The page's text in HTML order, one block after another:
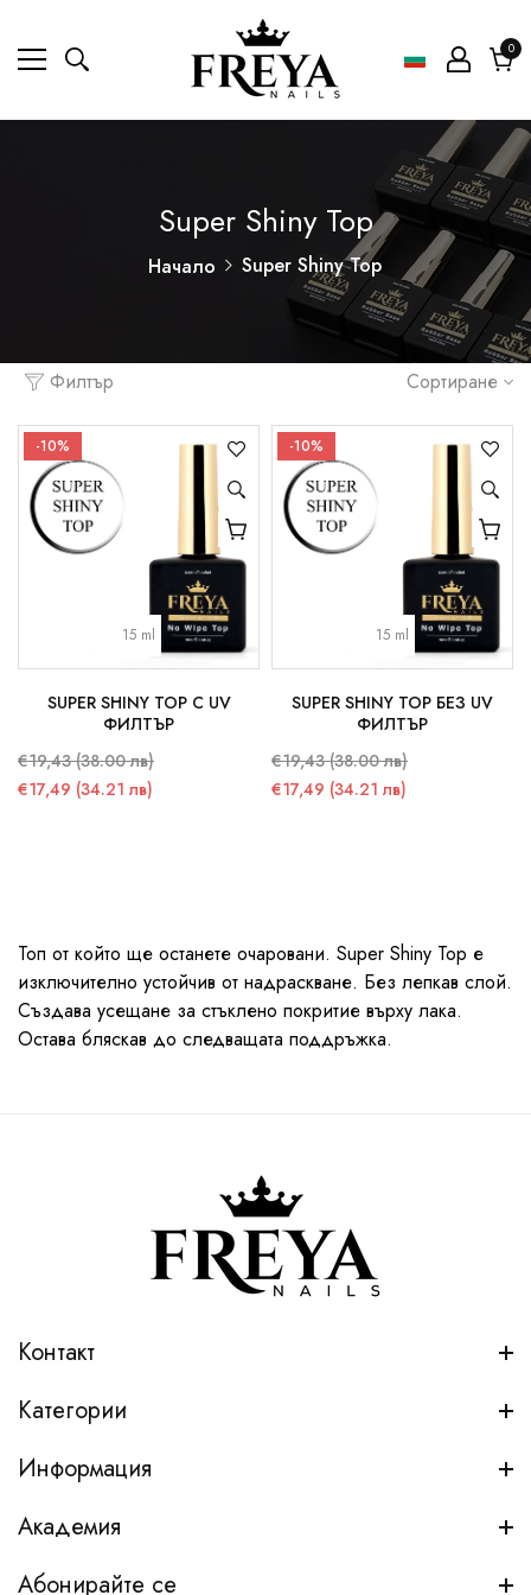
00
Super Shiny Top
Начало Super Shiny Top
Филтър Сортиране
-10%
15 ml
SUPER SHINY TOP С UV
ФИЛТЪР
€19,43 (38.00 лв)
€17,49 (34.21 лв)
-10%
15 ml
SUPER SHINY TOP БЕЗ UV
ФИЛТЪР
€19,43 (38.00 лв)
€17,49 (34.21 лв)
Топ от който ще останете очаровани. Super Shiny Top е
изключително устойчив от надраскване. Без лепкав слой.
Създава усещане за стъклено покритие върху лака.
Остава бляскав до следващата поддръжка.
Контакт
Категории
Информация
Академия
Абонирайте се